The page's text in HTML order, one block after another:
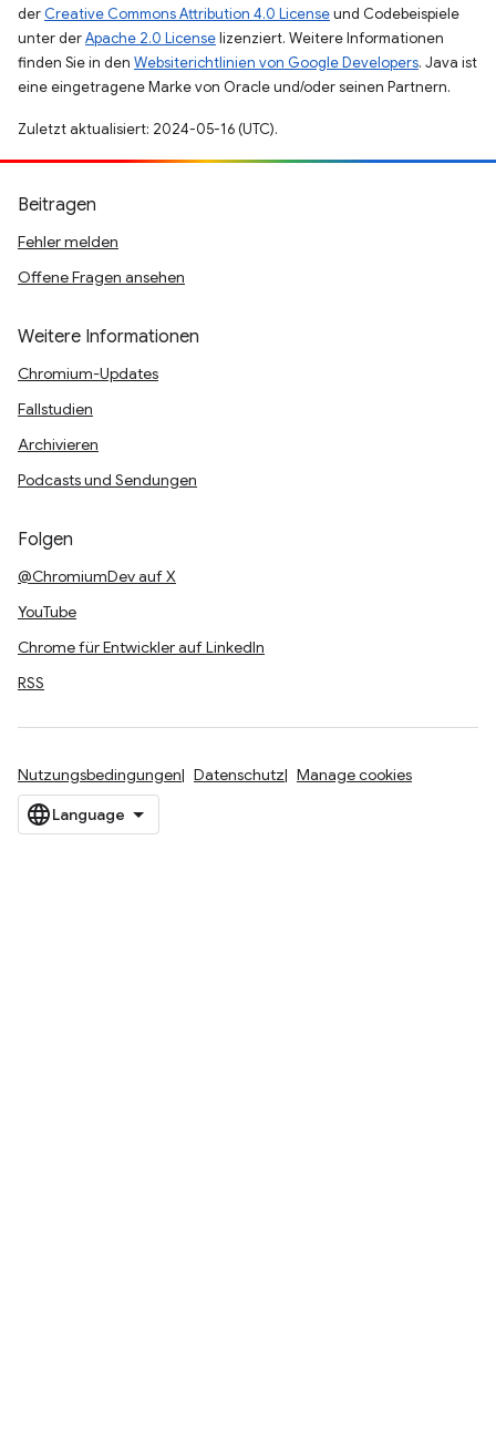
der Creative Commons Attribution 4.0 Licenseund Codebeispiele
unter derApache 2.0 Licenselizenziert. Weitere Informationen
finden Sie in den Websiterichtlinien von Google Developers. Java ist
eine eingetragene Marke von Oracle und/oder seinen Partnern.
Zuletzt aktualisiert: 2024-05-16 (UTC).
Beitragen
Fehler melden
Offene Fragen ansehen
Weitere Informationen
Chromium-Updates
Fallstudien
Archivieren
Podcasts und Sendungen
Folgen
@ChromiumDev auf X
YouTube
Chrome für Entwickler auf LinkedIn
RSS
Nutzungsbedingungen Datenschutz Manage cookies